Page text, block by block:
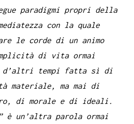
paradigmi propri della
con la quale
le corde di un animo
di vita ormai
d’altri tempi fatta sì di
materiale, ma mai di
di morale e di ideali.
un’altra parola ormai